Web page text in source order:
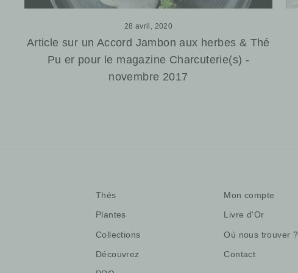
28 avril, 2020
Article sur un Accord Jambon aux herbes & Thé
Pu er pour le magazine Charcuterie(s) -
novembre 2017
Thés
Plantes
Collections
Découvrez
Mon compte
Livre d'Or
Où nous trouver ?
Contact